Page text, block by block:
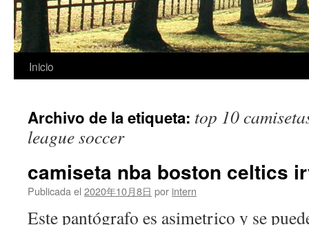
Saltar
contenido
Inicio
Archivo de la etiqueta: top 10
league soccer
camiseta nba boston celtics
Publicada el 2020年10月8日 por intern
Este pantógrafo es asimetrico y se